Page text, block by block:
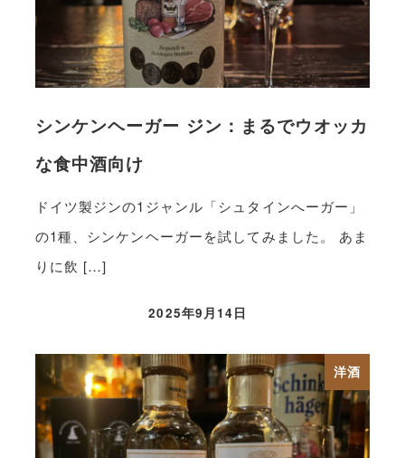
シンケンヘーガー ジン：まるでウオッカ
な食中酒向け
ドイツ製ジンの1ジャンル「シュタインへーガー」
の1種、シンケンヘーガーを試してみました。 あま
りに飲 […]
2025年9月14日
洋酒